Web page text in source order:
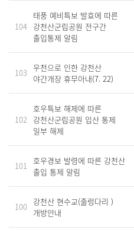
104
태풍 예비특보 발효에 따른
강천산군립공원 전구간
출입통제 알림
103 우천으로 인한 강천산
야간개장 휴무아내(7. 22)
102
호우특보 해제에 따른
강천산군립공원 입산 통제
일부 해제
101 호우경보 발령에 따른 강천산
출입 통제 알림
100
강천산 현수교(출렁다리 )
개방안내